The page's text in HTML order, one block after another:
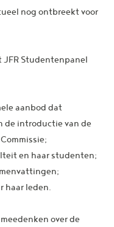
nog ontbreekt voor
JFR Studentenpanel
aanbod dat
introductie van de
en haar studenten;
haar leden.
over de